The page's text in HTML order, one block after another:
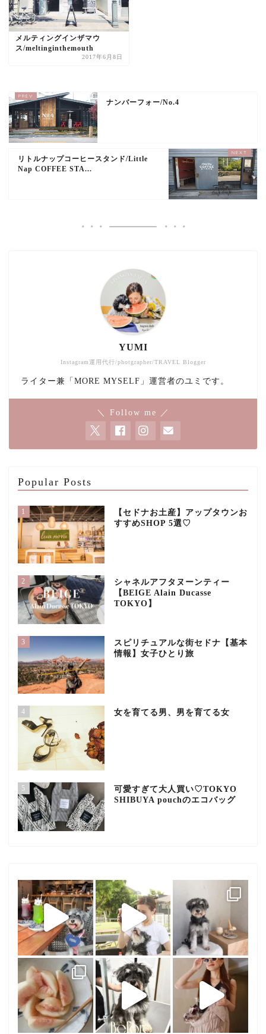
メルティングインザマウ
ス/meltinginthemouth
2017年6月8日
ナンバーフォー/No.4
リトルナップコーヒースタンド/Little
Nap COFFEE STA...
Instagram運用代行/photgrapher/TRAVEL Blogger
YUMI
ライター兼「MORE MYSELF」運営者のユミです。
＼ Follow me ／
Popular Posts
1
【セドナお土産】アップタウンお
すすめSHOP 5選♡
2
シャネルアフタヌーンティー
【BEIGE Alain Ducasse
TOKYO】
3
スピリチュアルな街セドナ【基本
情報】女子ひとり旅
4 女を育てる男、男を育てる女
5
可愛すぎて大人買い♡TOKYO
SHIBUYA pouchのエコバッグ